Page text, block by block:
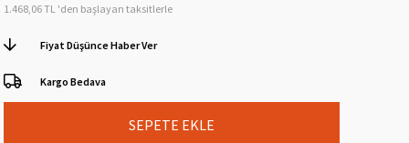
1.468,06 TL 'den başlayan taksitlerle
Fiyat Düşünce Haber Ver
Kargo Bedava